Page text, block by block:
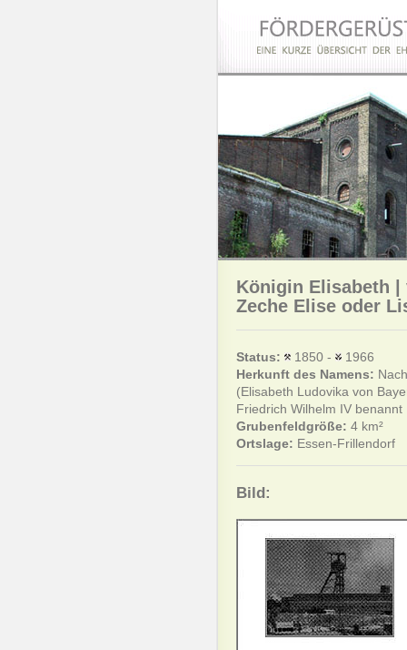
Königin Elisabeth
Zeche Elise oder
Status: 1850 -
1966
Herkunft des Namens:
(Elisabeth Ludovika von
Friedrich Wilhelm IV benannt
Grubenfeldgröße: 4 km²
Ortslage: Essen-Frillendorf
Bild: